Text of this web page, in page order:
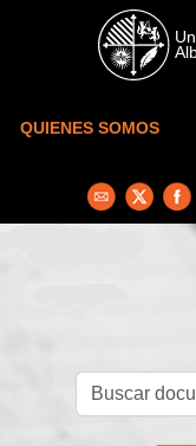
Skip to main content
QUIENES SOMOS